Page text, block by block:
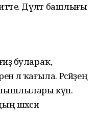
Дәүләт башлығы
булараҡ,
лә ҡағыла. Рәсәйҙең
күп.
шәхси